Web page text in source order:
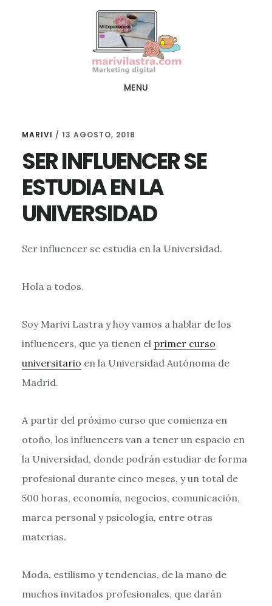
MENU
MARIVI / 13 AGOSTO, 2018
SER INFLUENCER SE
ESTUDIA EN LA
UNIVERSIDAD
Ser influencer se estudia en la Universidad.
Hola a todos.
Soy Marivi Lastra y hoy vamos a hablar de los
influencers, que ya tienen el primer curso
universitario en la Universidad Autónoma de
Madrid.
A partir del próximo curso que comienza en
otoño, los influencers van a tener un espacio en
la Universidad, donde podrán estudiar de forma
profesional durante cinco meses, y un total de
500 horas, economía, negocios, comunicación,
marca personal y psicología, entre otras
materias.
Moda, estilismo y tendencias, de la mano de
muchos invitados profesionales, que darán